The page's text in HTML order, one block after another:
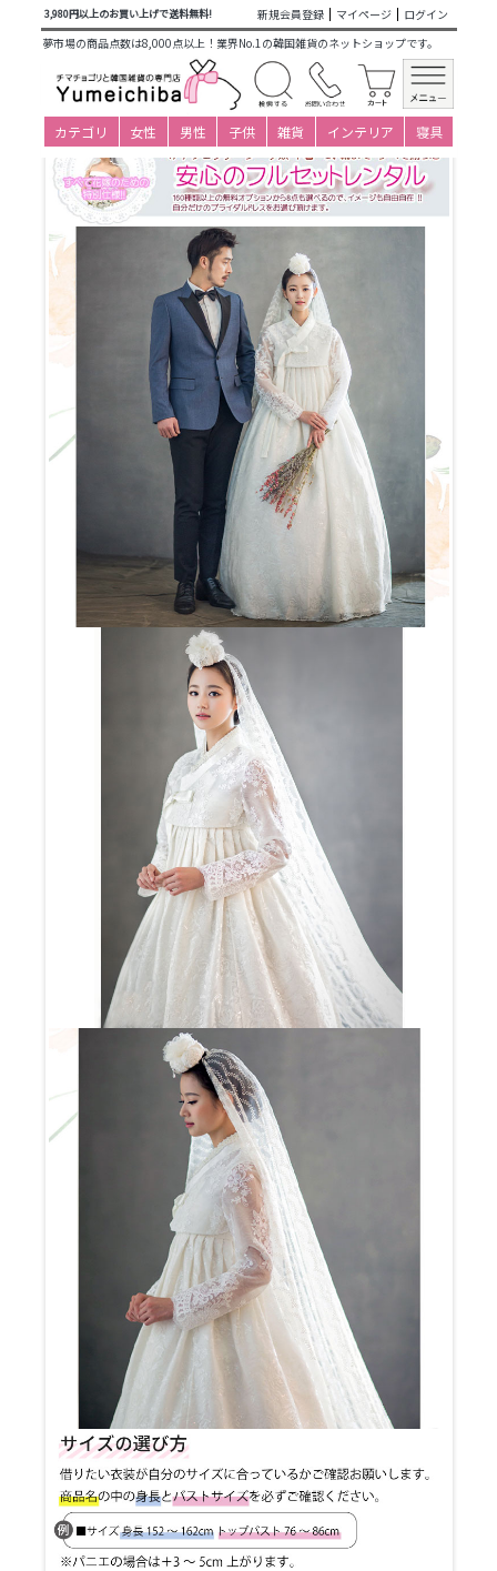
3,980円以上のお買い上げで送料無料! 新規会員登録 マイページ
ログイン
夢市場の商品点数は8,000点以上！業界No.1の韓国雑貨のネットショップです。
カテゴリ 女性 男性 子供 雑貨 インテリア 寝具
商品カテゴリ一覧>仕立て済み衣装(大人用レンタル)> i-
s240c325-お色直し用チマチョゴリ-サイズ-身長160～166cmバ
スト83～93cm